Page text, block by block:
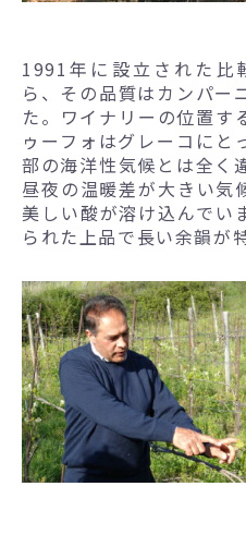
1991年に設立された比
ら、その品質はカンパー
た。ワイナリーの位置す
ゥーフォはグレーコにと
部の海洋性気候とは全く
昼夜の温暖差が大きい気
美しい酸が溶け込んでい
られた上品で長い余韻が